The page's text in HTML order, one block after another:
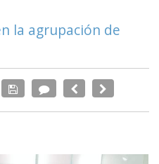
la agrupación de